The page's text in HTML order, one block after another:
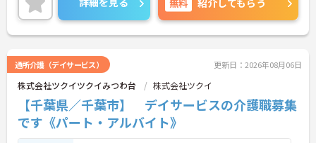
えやすく、プライベートな時間もしっかり確保でき
る働きやすい職場です。
＜ありがとう」が嬉しい！工夫とアイデアが活きる
ョンの企画や実施も大切なお仕事です。「どんな工
夫をしたら喜んでいただけるか」をスタッフみんな
で考え、アイデアを形にしていきます。お客様から
直接「ありがとう」と感謝の言葉をいただけたり、
信頼関係が深まっていく喜びを感じられるのが大き
なやりがいです。介護度が比較的高くないため、身
体への負担が少なめなのも特徴です。
通所介護（デイサービス） 更新日：2026年08月06日
株式会社ツクイツクイみつわ台 株式会社ツクイ
【千葉県／千葉市】 デイサービスの介護職募集
です《パート・アルバイト》